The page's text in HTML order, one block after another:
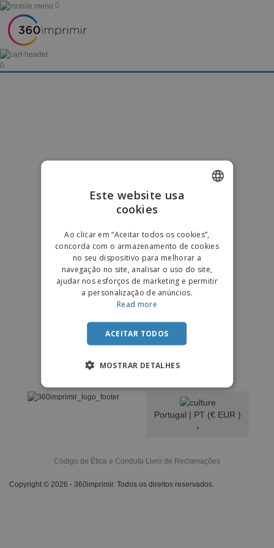
0
Portugal | PT (€ EUR )
›
Código de Ética e Conduta Livro de Reclamações
Copyright © 2026 - 360imprimir. Todos os direitos reservados.
SPANISH
Este website usa
cookies
Ao clicar em “Aceitar todos os cookies”,
concorda com o armazenamento de cookies
no seu dispositivo para melhorar a
navegação no site, analisar o uso do site,
ajudar nos esforços de marketing e permitir
a personalização de anúncios.
Read more
ACEITAR TODOS
MOSTRAR DETALHES